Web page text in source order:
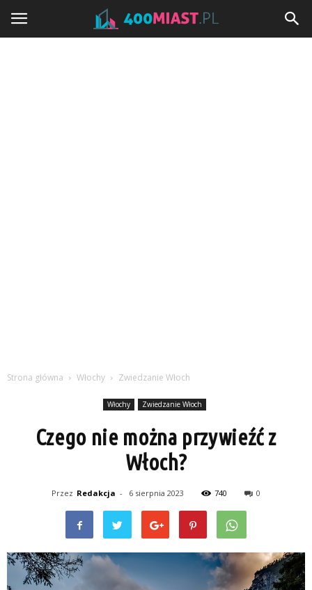
Strona główna Włochy Zwiedzanie Włoch
Włochy Zwiedzanie Włoch
Czego nie można przywieźć z
Włoch?
Przez Redakcja - 6 sierpnia 2023 740 0